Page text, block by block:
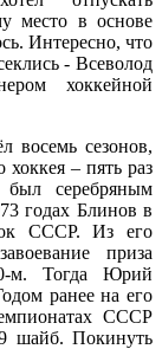
место в основе
Интересно, что
- Всеволод
хоккейной
восемь сезонов,
хоккея – пять раз
серебряным
годах Блинов в
СССР. Из его
приза
м. Тогда Юрий
ранее на его
СССР
шайб. Покинуть